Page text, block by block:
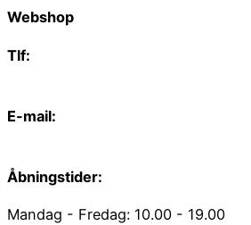
Webshop
Tlf:
E-mail:
Åbningstider:
Mandag - Fredag: 10.00 - 19.00